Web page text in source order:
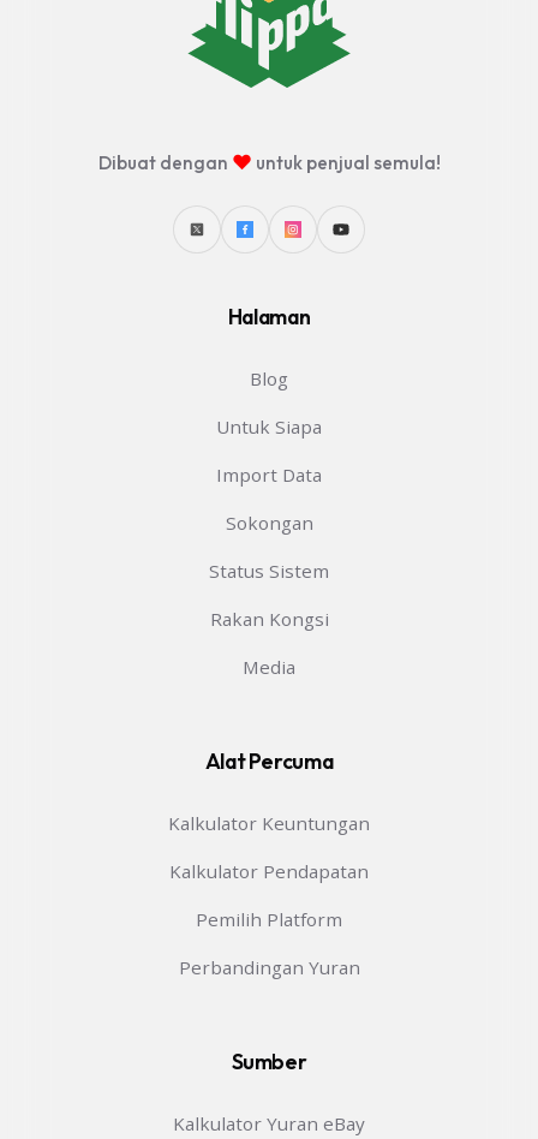
Dibuat dengan ♥ untuk penjual semula!
Halaman
Blog
Untuk Siapa
Import Data
Sokongan
Status Sistem
Rakan Kongsi
Media
Alat Percuma
Kalkulator Keuntungan
Kalkulator Pendapatan
Pemilih Platform
Perbandingan Yuran
Sumber
Kalkulator Yuran eBay